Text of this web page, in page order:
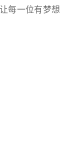
每一位有梦想